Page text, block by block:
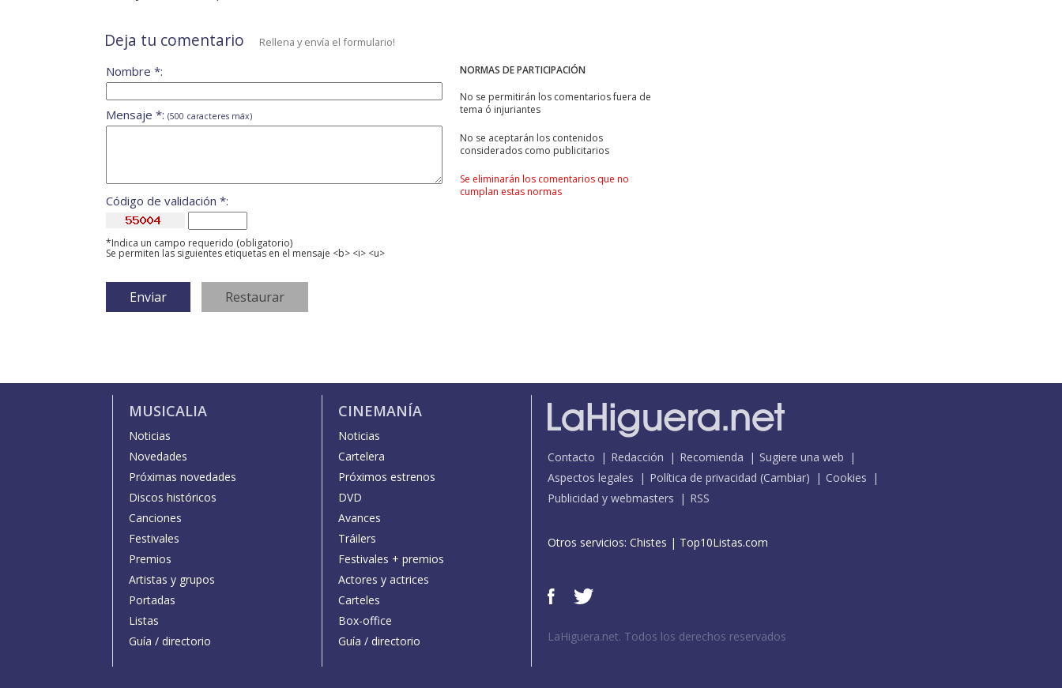
Deja tu comentario Rellena y envía el formulario!
NORMAS DE PARTICIPACIÓN
No se permitirán los comentarios fuera de
tema ó injuriantes
No se aceptarán los contenidos
considerados como publicitarios
Se eliminarán los comentarios que no
cumplan estas normas
Nombre *:
Mensaje *: (500 caracteres máx)
Código de validación *:
*Indica un campo requerido (obligatorio)
Se permiten las siguientes etiquetas en el mensaje <b> <i> <u>
MUSICALIA
Noticias
Novedades
Próximas novedades
Discos históricos
Canciones
Festivales
Premios
Artistas y grupos
Portadas
Listas
Guía / directorio
CINEMANÍA
Noticias
Cartelera
Próximos estrenos
DVD
Avances
Tráilers
Festivales + premios
Actores y actrices
Carteles
Box-office
Guía / directorio
Contacto Redacción Recomienda
Sugiere una web
Aspectos legales
Política de privacidad (Cambiar)
Cookies
Publicidad y webmasters
RSS
Otros servicios: Chistes | Top10Listas.com
LaHiguera.net. Todos los derechos reservados